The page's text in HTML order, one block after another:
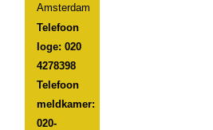
Amsterdam
Telefoon
loge: 020
4278398
Telefoon
meldkamer:
020-